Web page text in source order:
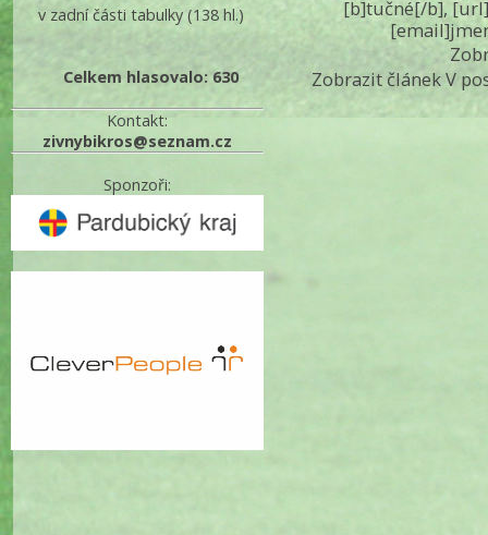
v zadní části tabulky (138 hl.)
Celkem hlasovalo: 630
Kontakt:
zivnybikros@seznam.cz
Sponzoři:
[b]tučné[/b],
Zobrazit článek V